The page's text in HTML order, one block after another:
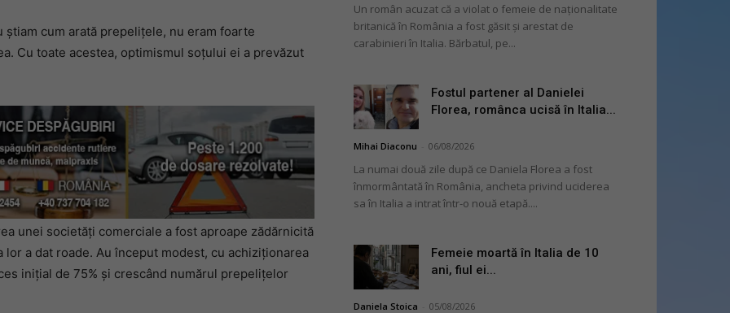
știam cum arată prepelițele, nu eram foarte
Cu toate acestea, optimismul soțului ei a prevăzut
unei societăți comerciale a fost aproape zădărnicită
a dat roade. Au început modest, cu achiziționarea
inițial de 75% și crescând numărul prepelițelor
Un român acuzat că a violat o femeie de naționalitate
britanică în România a fost găsit și arestat de
carabinieri în Italia. Bărbatul, pe...
Fostul partener al Danielei
Florea, românca ucisă în Italia...
Mihai Diaconu 06/08/2026
La numai două zile după ce Daniela Florea a fost
înmormântată în România, ancheta privind uciderea
sa în Italia a intrat într-o nouă etapă....
Femeie moartă în Italia de 10
ani, fiul ei...
Daniela Stoica 05/08/2026